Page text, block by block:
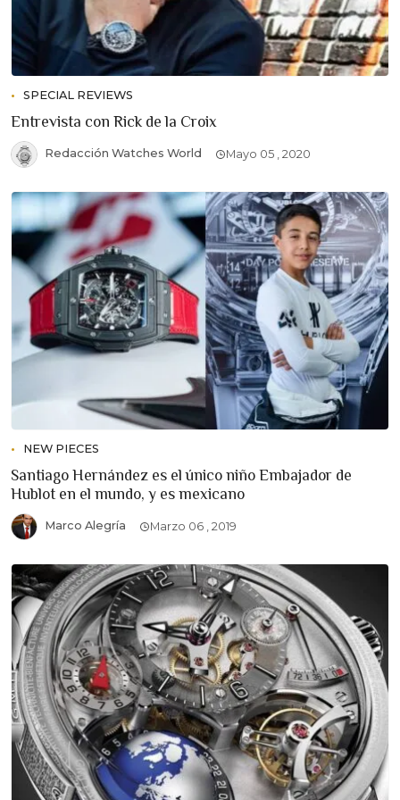
SPECIAL REVIEWS
Entrevista con Rick de la Croix
Redacción Watches World Mayo 05 , 2020
NEW PIECES
Santiago Hernández es el único niño Embajador de
Hublot en el mundo, y es mexicano
Marco Alegría Marzo 06 , 2019